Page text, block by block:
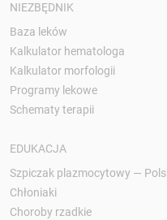
NIEZBĘDNIK
Baza leków
Kalkulator hematologa
Kalkulator morfologii
Programy lekowe
Schematy terapii
EDUKACJA
Szpiczak plazmocytowy —
Chłoniaki
Choroby rzadkie